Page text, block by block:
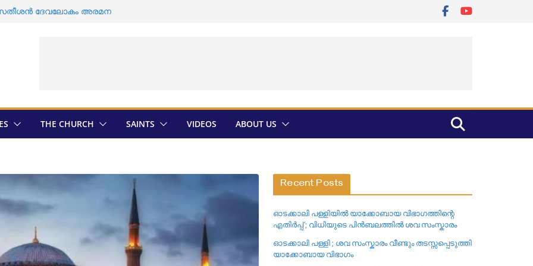
സതീശൻ ദേവലോകം അരമന
ശവ സംസ്കാരം
വീണ്ടും തടസ്സപ്പെടുത്തി
തിരഞ്ഞെടുപ്പ് ; സ്ഥാനാർത്ഥികളെ
തിരെഞ്ഞെടുപ്പ് ; അന്തിമ
THE CHURCH SAINTS VIDEOS ABOUT US
Recent Posts
ഓടക്കാലി പള്ളിയിൽ യാക്കോബായ വിഭാഗത്തിന്റെ
എതിർപ്പ് ; വിധിയുടെ പിൻബലത്തിൽ ശവ സംസ്കാരം
ഓടക്കാലി പള്ളി ; ശവ സംസ്കാരം വീണ്ടും തടസ്സപ്പെടുത്തി
യാക്കോബായ വിഭാഗം